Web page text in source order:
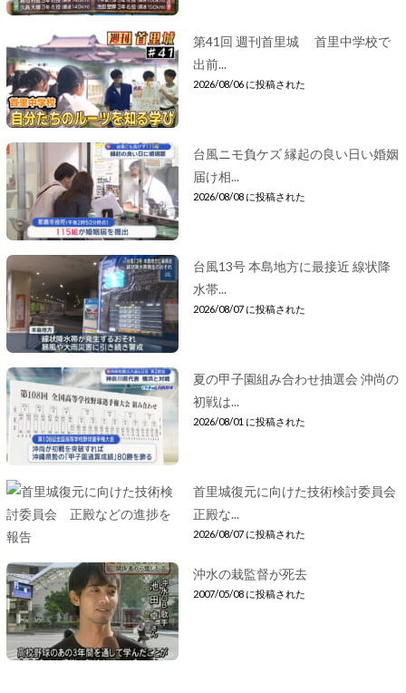
第41回 週刊首里城 首里中学校で
出前...
2026/08/06 に投稿された
台風ニモ負ケズ 縁起の良い日い婚姻
届け相...
2026/08/08 に投稿された
台風13号 本島地方に最接近 線状降
水帯...
2026/08/07 に投稿された
夏の甲子園組み合わせ抽選会 沖尚の
初戦は...
2026/08/01 に投稿された
首里城復元に向けた技術検討委員会
正殿な...
2026/08/07 に投稿された
沖水の栽監督が死去
2007/05/08 に投稿された